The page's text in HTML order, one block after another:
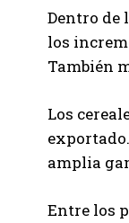
Dentro de
los
También
Los
amplia
Entre los